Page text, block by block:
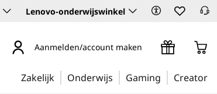
Lenovo-onderwijswinkel
Aanmelden/account maken
Zakelijk Onderwijs Gaming Creator